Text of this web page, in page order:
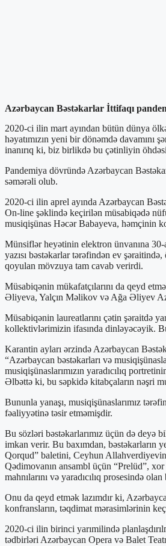
Azərbaycan Bəstəkarlar İttifaqı
2020-ci ilin mart ayından bütün dünya
həyatımızın yeni bir dönəmdə
inanırıq ki, biz birlikdə bu çətinliyin
Pandemiya dövründə Azərbaycan
səmərəli olub.
2020-ci ilin aprel ayında Azərbaycan
On-line şəklində keçirilən müsabiqədə
musiqişünas Həcər Babayeva, həmçinin
Münsiflər heyətinin elektron ünvanına 30-
yazısı bəstəkarlar tərəfindən ev
qoyulan mövzuya tam cavab verirdi.
Müsabiqənin mükafatçılarını da qeyd
Əliyeva, Yalçın Məlikov və Ağa Əliyev
Müsabiqənin laureatlarını çətin şəraitdə
kollektivlərimizin ifasında dinləyəcəyik.
Karantin ayları ərzində Azərbaycan
“Azərbaycan bəstəkarları və
musiqişünaslarımızın yaradıcılıq
Əlbəttə ki, bu səpkidə kitabçaların nəşri
Bununla yanaşı, musiqişünaslarımız
fəaliyyətinə təsir etməmişdir.
Bu sözləri bəstəkarlarımız üçün də deyə
imkan verir. Bu baxımdan, bəstəkarların
Qorqud” baletini, Ceyhun
Qədimovanın ansambl üçün “Prelüd”,
mahnılarını və yaradıcılıq prosesində
Onu da qeyd etmək lazımdır ki,
konfransların, təqdimat mərasimlərinin
2020-ci ilin birinci yarımilində
tədbirləri Azərbaycan Opera və Balet